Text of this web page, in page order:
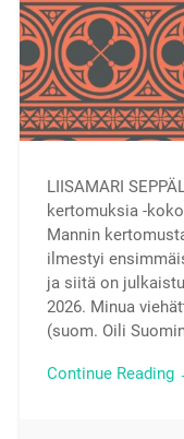
LIISAMARI
kertomuksia -
Mannin
ilmestyi
ja siitä on
2026. Minua
(suom. Oili
Continue Reading